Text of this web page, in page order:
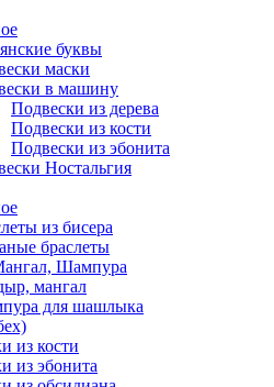
буквы
маски
в машину
Подвески из дерева
Подвески из кости
Подвески из эбонита
Ностальгия
из бисера
браслеты
Шампура
мангал
для шашлыка
из кости
из эбонита